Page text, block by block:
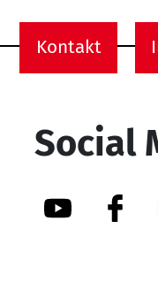
Kontakt
Social
YouTube